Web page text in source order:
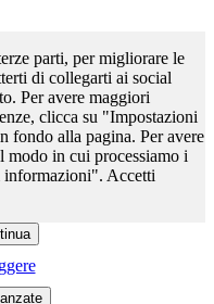
parti, per migliorare le
di collegarti ai social
Per avere maggiori
clicca su "Impostazioni
fondo alla pagina. Per avere
in cui processiamo i
Accetti